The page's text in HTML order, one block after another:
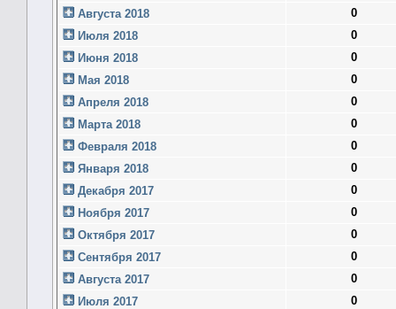
Августа 2018
0
Июля 2018
0
Июня 2018
0
Мая 2018
0
Апреля 2018
0
Марта 2018
0
Февраля 2018
0
Января 2018
0
Декабря 2017
0
Ноября 2017
0
Октября 2017
0
Сентября 2017
0
Августа 2017
0
Июля 2017
0